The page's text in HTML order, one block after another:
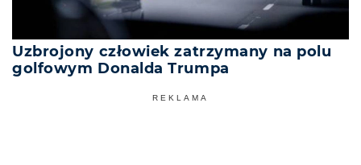
Uzbrojony człowiek zatrzymany na polu
golfowym Donalda Trumpa
REKLAMA